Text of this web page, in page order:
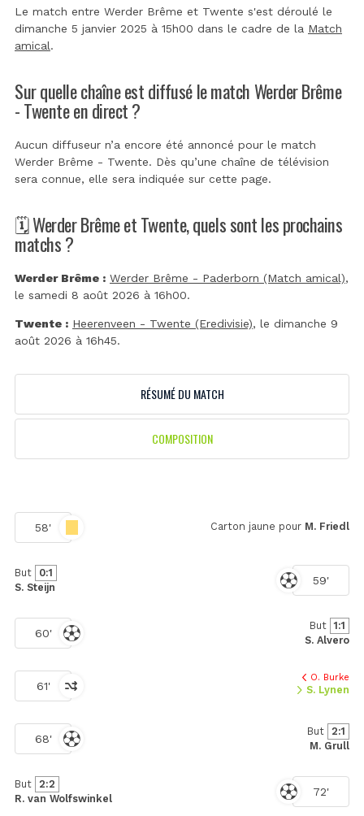
Le match entre Werder Brême et Twente s'est déroulé le
dimanche 5 janvier 2025 à 15h00 dans le cadre de la Match
amical.
Sur quelle chaîne est diffusé le match Werder Brême
- Twente en direct ?
Aucun diffuseur n’a encore été annoncé pour le match
Werder Brême - Twente. Dès qu’une chaîne de télévision
sera connue, elle sera indiquée sur cette page.
🗓️ Werder Brême et Twente, quels sont les prochains
matchs ?
Werder Brême : Werder Brême - Paderborn (Match amical),
le samedi 8 août 2026 à 16h00.
Twente : Heerenveen - Twente (Eredivisie), le dimanche 9
août 2026 à 16h45.
RÉSUMÉ DU MATCH
COMPOSITION
58' Carton jaune pour M. Friedl
59'
But
0:1
S. Steijn
60'
But 1:1
S. Alvero
61'
O. Burke
S. Lynen
68'
But 2:1
M. Grull
72'
But 2:2
R. van Wolfswinkel